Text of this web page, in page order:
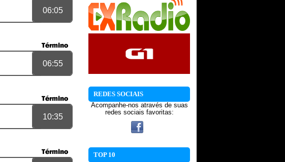
06:05
06:55
10:35
REDES SOCIAIS
Acompanhe-nos através de suas
redes sociais favoritas:
TOP 10